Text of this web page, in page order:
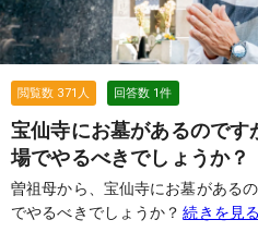
閲覧数 371 人 回答数 1件
宝仙寺にお墓があるので
場でやるべきでしょうか？
曽祖母から、宝仙寺にお墓がある
でやるべきでしょうか？ 続きを見る